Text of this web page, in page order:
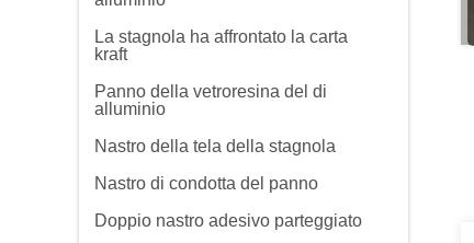
La stagnola ha affrontato la carta
kraft
Panno della vetroresina del di
alluminio
Nastro della tela della stagnola
Nastro di condotta del panno
Doppio nastro adesivo parteggiato